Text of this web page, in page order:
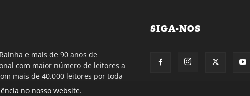
e mais de 90 anos de
com maior número de leitores a
mais de 40.000 leitores por toda
distribuição em Portugal
SIGA-NOS
no nosso website.